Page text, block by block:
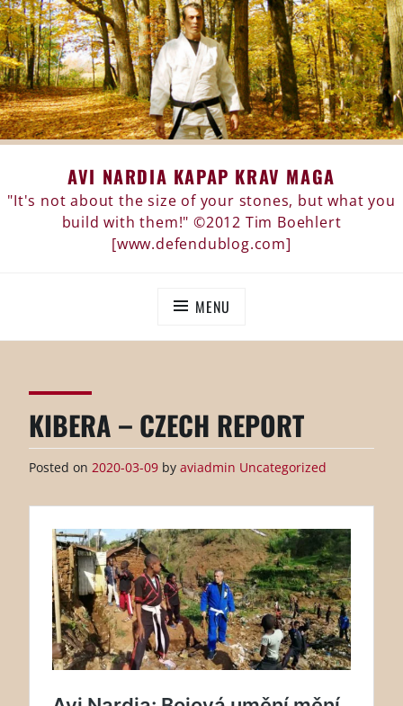
content
AVI NARDIA KAPAP KRAV MAGA
"It's not about the size of your stones, but what you
build with them!" ©2012 Tim Boehlert
[www.defendublog.com]
MENU
KIBERA – CZECH REPORT
Posted on 2020-03-09 by aviadmin Uncategorized